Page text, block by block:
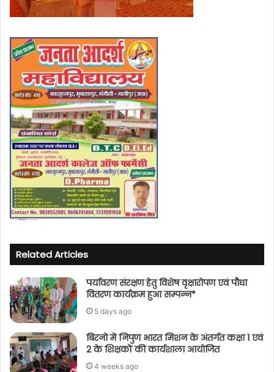
Related Articles
पर्यावरण संरक्षण हेतु विशेष वृक्षारोपण एवं पौधा
वितरण कार्यक्रम हुआ सम्पन्न*
5 days ago
बिरनो में निपुण भारत मिशन के अंतर्गत कक्षा 1 एवं
2 के शिक्षकों की कार्यशाला आयोजित
4 weeks ago